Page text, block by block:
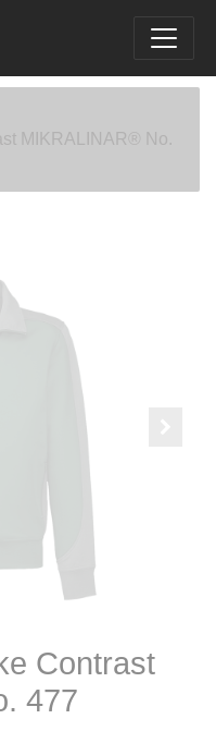
MIKRALINAR® No.
Contrast
477